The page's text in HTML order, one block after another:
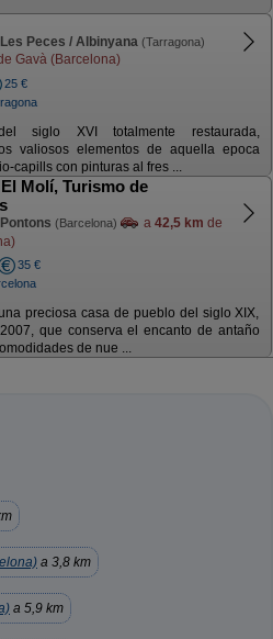
Les Peces / Albinyana (Tarragona)
Gavà (Barcelona)
25 €
siglo XVI totalmente restaurada,
valiosos elementos de aquella epoca
capills con pinturas al fres ...
Molí, Turismo de
Pontons (Barcelona) a 42,5 km de
35 €
preciosa casa de pueblo del siglo XIX,
que conserva el encanto de antaño
de nue ...
a 3,8 km
a 5,9 km